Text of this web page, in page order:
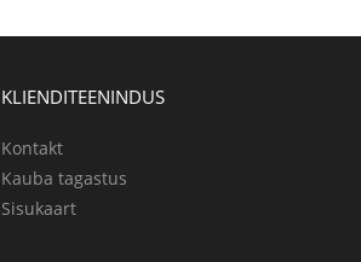
KLIENDITEENINDUS
Kontakt
Kauba tagastus
Sisukaart